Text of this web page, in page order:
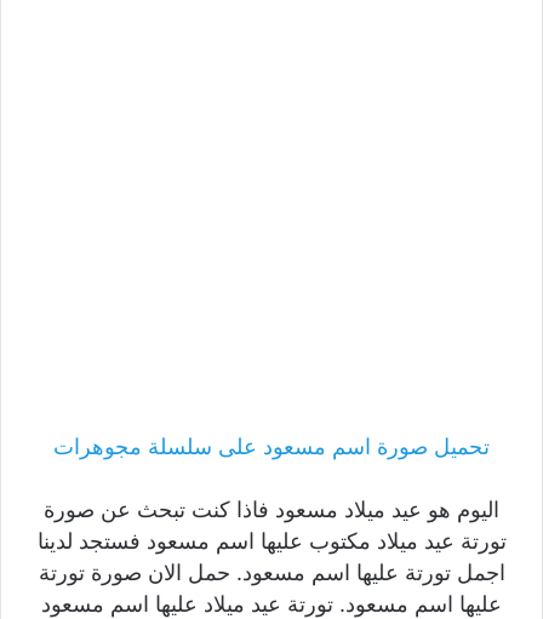
تحميل صورة اسم مسعود على سلسلة مجوهرات
اليوم هو عيد ميلاد مسعود فاذا كنت تبحث عن صورة
تورتة عيد ميلاد مكتوب عليها اسم مسعود فستجد لدينا
اجمل تورتة عليها اسم مسعود. حمل الان صورة تورتة
عليها اسم مسعود. تورتة عيد ميلاد عليها اسم مسعود